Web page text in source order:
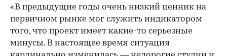
«В предыдущие годы очень низкий ценник на
первичном рынке мог служить индикатором
того, что проект имеет какие-то серьезные
минусы. В настоящее время ситуация